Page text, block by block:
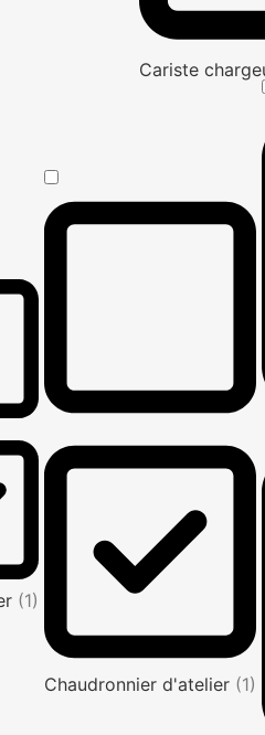
Cariste
(1)
Chaudronnier d'atelier (1)